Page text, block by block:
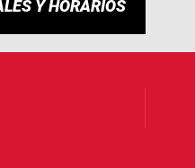
Y HORARIOS